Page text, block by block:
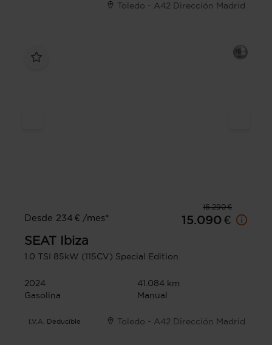
Toledo - A42 Dirección Madrid
16.290 €
Desde 234 € /mes*
15.090 €
SEAT
Ibiza
1.0 TSI 85kW (115CV) Special Edition
2024
41.084 km
Gasolina
Manual
I.V.A. Deducible Toledo - A42 Dirección Madrid